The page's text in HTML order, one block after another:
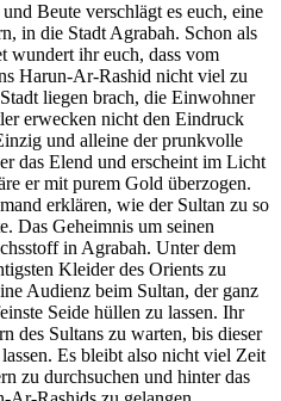
Beute verschlägt es euch, eine
in die Stadt Agrabah. Schon als
wundert ihr euch, dass vom
Harun-Ar-Rashid nicht viel zu
liegen brach, die Einwohner
erwecken nicht den Eindruck
und alleine der prunkvolle
das Elend und erscheint im Licht
er mit purem Gold überzogen.
erklären, wie der Sultan zu so
Das Geheimnis um seinen
in Agrabah. Unter dem
Kleider des Orients zu
Audienz beim Sultan, der ganz
Seide hüllen zu lassen. Ihr
des Sultans zu warten, bis dieser
Es bleibt also nicht viel Zeit
zu durchsuchen und hinter das